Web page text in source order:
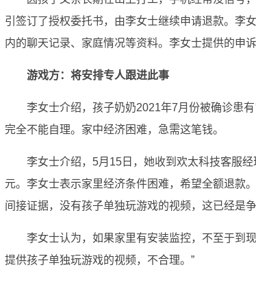
引签订了授权委托书，由李女士继续申请退款。李
内的聊天记录、家庭情况等资料。李女士提供的申诉
游戏方：将安排专人跟进此事
李女士介绍，孩子奶奶2021年7月份被确诊患
完全不能自理。家中经济困难，急需这笔钱。
李女士介绍，5月15日，她收到欢太科技客服
元。李女士表示家里经济条件困难，希望全额退款
间接证据，没有孩子单独玩游戏的视频，这已经是争
李女士认为，如果家里有安装监控，不至于到
提供孩子单独玩游戏的视频，不合理。”